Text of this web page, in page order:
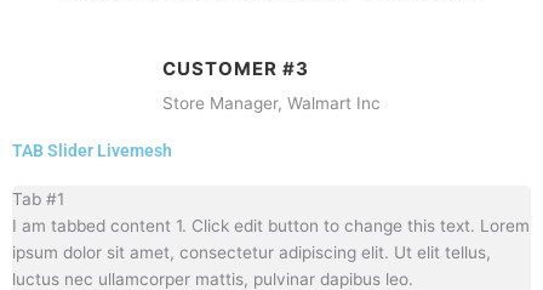
CUSTOMER #3
Store Manager, Walmart Inc
TAB Slider Livemesh
Tab #1
I am tabbed content 1. Click edit button to change this text. Lorem
ipsum dolor sit amet, consectetur adipiscing elit. Ut elit tellus,
luctus nec ullamcorper mattis, pulvinar dapibus leo.